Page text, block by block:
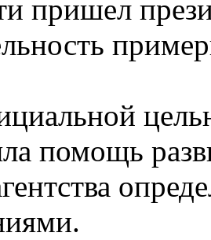
пришел
помощь